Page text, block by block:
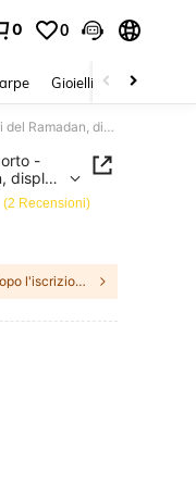
0 0
Gioielli E Accessori
Modello di moschea in acrilico vintage con supporto - ideale per la decorazione e i regali del Ramadan, display da scrivania religioso, senza alimentazione elettrica
-
display
(2 Recensioni)
l'iscrizione.